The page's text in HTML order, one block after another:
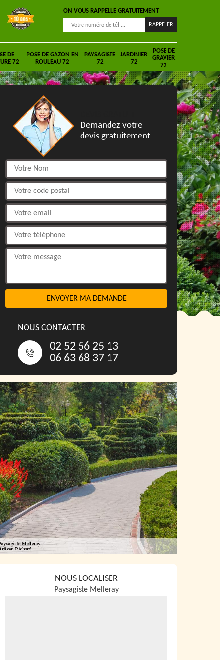
ON VOUS RAPPELLE GRATUITEMENT
DE
72
POSE DE GAZON EN
ROULEAU 72
PAYSAGISTE
72
JARDINIER
72
POSE DE
GRAVIER
72
Demandez votre
devis gratuitement
NOUS CONTACTER
02 52 56 25 13
06 63 68 37 17
NOUS LOCALISER
Paysagiste Melleray